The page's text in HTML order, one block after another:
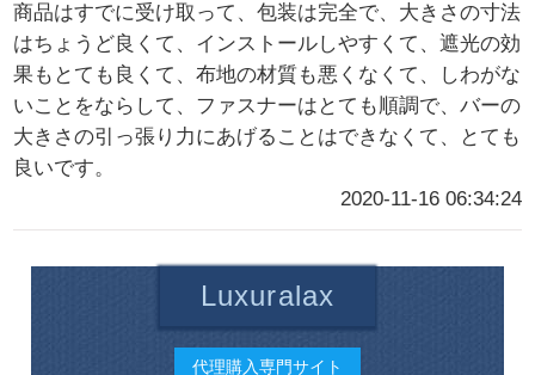
商品はすでに受け取って、包装は完全で、大きさの寸法
はちょうど良くて、インストールしやすくて、遮光の効
果もとても良くて、布地の材質も悪くなくて、しわがな
いことをならして、ファスナーはとても順調で、バーの
大きさの引っ張り力にあげることはできなくて、とても
良いです。
2020-11-16 06:34:24
Luxuralax
代理購入専門サイト